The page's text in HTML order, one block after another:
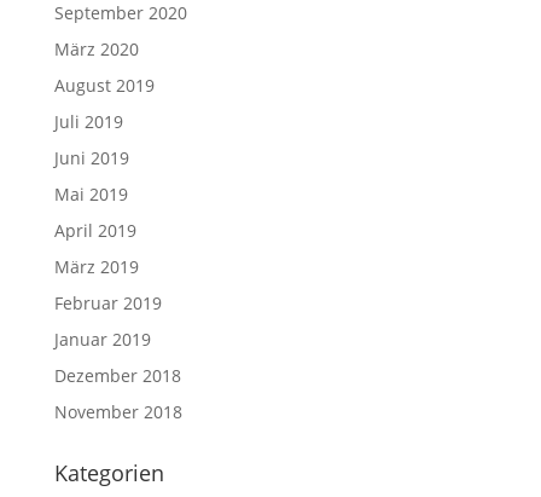
September 2020
März 2020
August 2019
Juli 2019
Juni 2019
Mai 2019
April 2019
März 2019
Februar 2019
Januar 2019
Dezember 2018
November 2018
Kategorien